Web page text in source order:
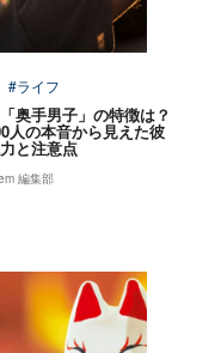
#ライフ
奥手男子」の特徴は？
人の本音から見えた彼
と注意点
編集部